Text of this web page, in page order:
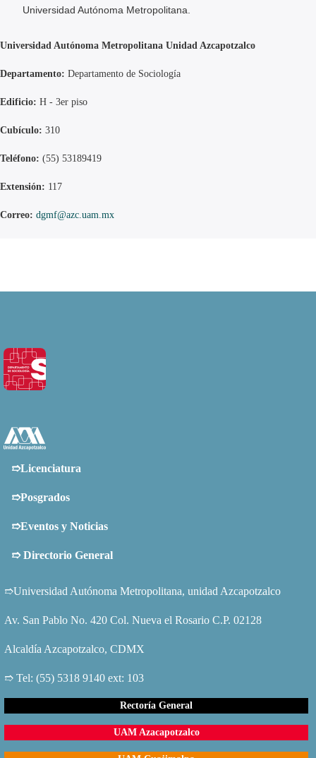
Universidad Autónoma Metropolitana.
Universidad Autónoma Metropolitana Unidad Azcapotzalco
Departamento: Departamento de Sociología
Edificio: H - 3er piso
Cubículo: 310
Teléfono: (55) 53189419
Extensión: 117
Correo: dgmf@azc.uam.mx
➱Licenciatura
➱Posgrados
➱Eventos y Noticias
➱Directorio General
➱Universidad Autónoma Metropolitana, unidad Azcapotzalco
Av. San Pablo No. 420 Col. Nueva el Rosario C.P. 02128
Alcaldía Azcapotzalco, CDMX
➱ Tel: (55) 5318 9140 ext: 103
Rectoría General
UAM Azacapotzalco